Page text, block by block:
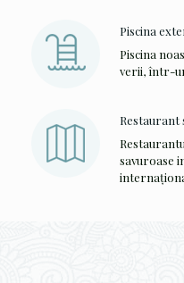
Piscina
Piscina
verii, într-
Restaurant
savuroase